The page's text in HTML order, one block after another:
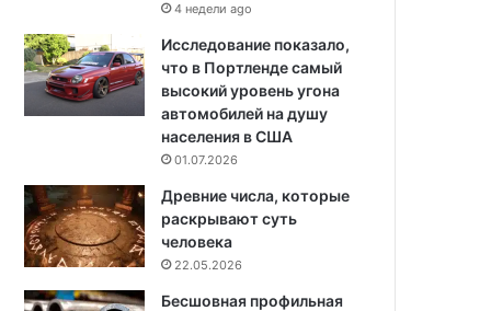
4 недели ago
Исследование показало,
что в Портленде самый
высокий уровень угона
автомобилей на душу
населения в США
01.07.2026
Древние числа, которые
раскрывают суть
человека
22.05.2026
Бесшовная профильная